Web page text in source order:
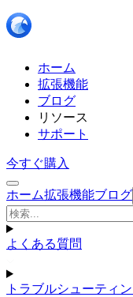
ホーム
拡張機能
ブログ
リソース
サポート
今すぐ購入
ホーム拡張機能ブログ
よくある質問
トラブルシューティ